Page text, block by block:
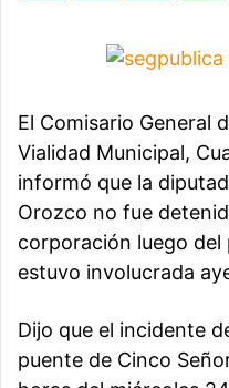
El Comisario General
Vialidad Municipal,
informó que la
Orozco no fue
corporación luego del
estuvo involucrada
Dijo que el incidente
puente de Cinco